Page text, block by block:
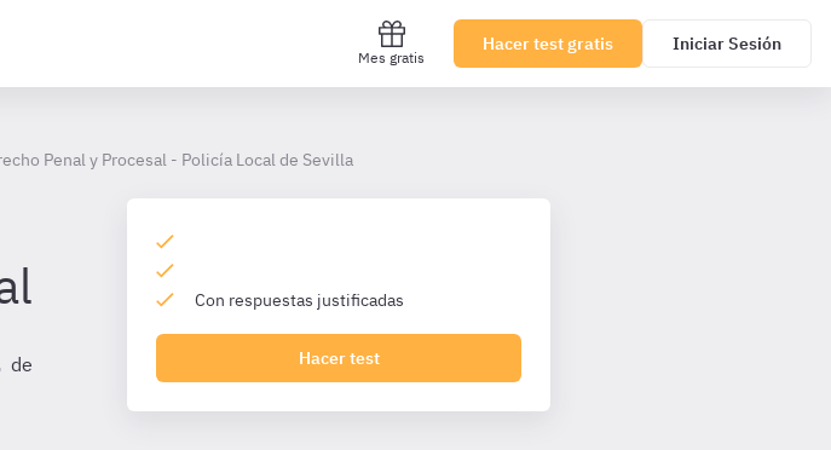
Mes gratis
Hacer test gratis Iniciar Sesión
Penal y Procesal - Policía Local de Sevilla
de
Con respuestas justificadas
Hacer test